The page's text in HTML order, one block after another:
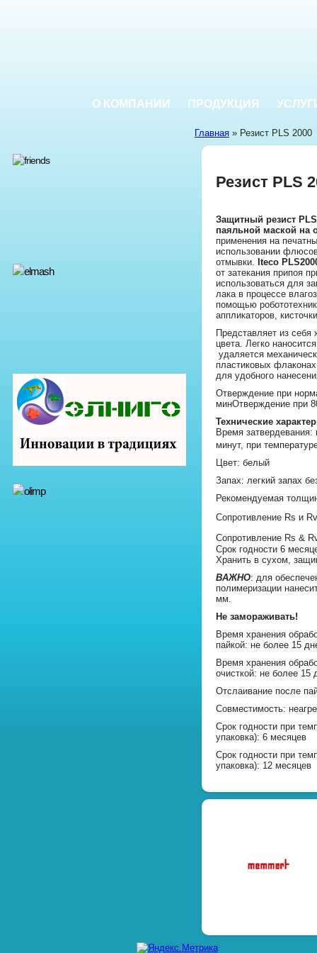
О КОМПАНИИ ПРОДУКЦИЯ
Главная » Резист PLS 2000
Резист PLS
Защитный резист
паяльной маской на
применения на
использовании
отмывки. Iteco
от затекания припоя
использоваться для
лака в процессе
помощью
аппликаторов,
Представляет из себя
цвета. Легко
удаляется
пластиковых
для удобного
Отверждение при
минОтверждение при
Технические
Время затвердевания:
минут, при
Цвет: белый
Запах: легкий запах
Рекомендуемая
Сопротивление Rs и
Сопротивление Rs &
Срок годности 6
Хранить в сухом,
ВАЖНО: для
полимеризации
мм.
Не замораживать!
Время хранения
пайкой: не более 15
Время хранения
очисткой: не более 15
Отслаивание после
Совместимость:
Срок годности при
упаковка): 6 месяцев
Срок годности при
упаковка): 12 месяцев